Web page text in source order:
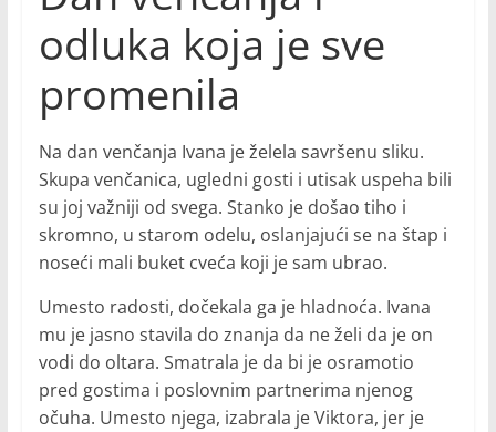
odluka koja je sve
promenila
Na dan venčanja Ivana je želela savršenu sliku.
Skupa venčanica, ugledni gosti i utisak uspeha bili
su joj važniji od svega. Stanko je došao tiho i
skromno, u starom odelu, oslanjajući se na štap i
noseći mali buket cveća koji je sam ubrao.
Umesto radosti, dočekala ga je hladnoća. Ivana
mu je jasno stavila do znanja da ne želi da je on
vodi do oltara. Smatrala je da bi je osramotio
pred gostima i poslovnim partnerima njenog
očuha. Umesto njega, izabrala je Viktora, jer je